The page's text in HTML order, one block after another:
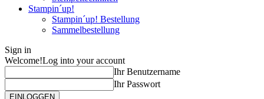
Stampin´up!
Stampin´up! Bestellung
Sammelbestellung
Sign in
Welcome!Log into your account
Ihr Benutzername
Ihr Passwort